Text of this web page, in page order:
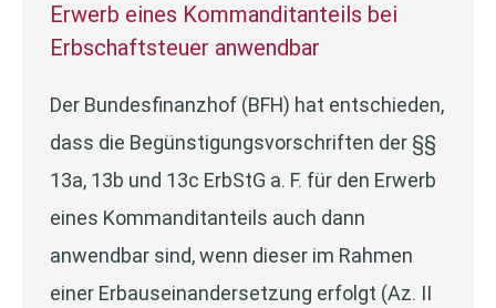
Erwerb eines Kommanditanteils bei
Erbschaftsteuer anwendbar
Der Bundesfinanzhof (BFH) hat entschieden,
dass die Begünstigungsvorschriften der §§
13a, 13b und 13c ErbStG a. F. für den Erwerb
eines Kommanditanteils auch dann
anwendbar sind, wenn dieser im Rahmen
einer Erbauseinandersetzung erfolgt (Az. II